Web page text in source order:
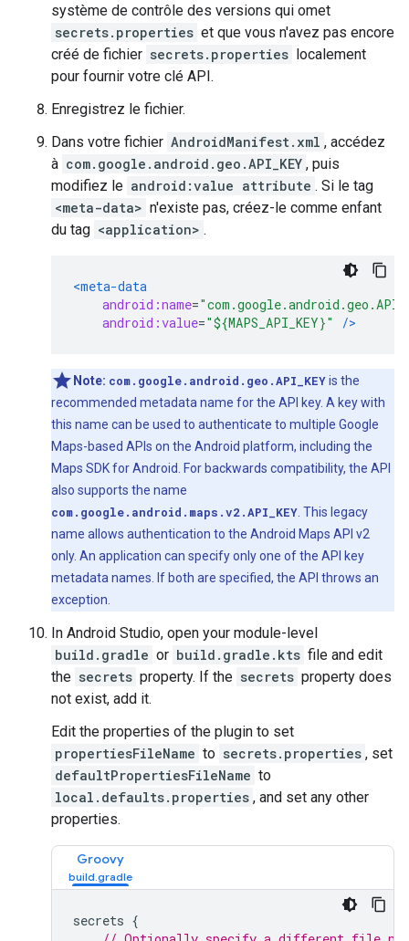
système de contrôle des versions qui omet
secrets.properties et que vous n'avez pas encore
créé de fichier secrets.properties localement
pour fournir votre clé API.
Enregistrez le fichier.
Dans votre fichier AndroidManifest.xml , accédez
à com.google.android.geo.API_KEY , puis
modifiez le android:value attribute . Si le tag
<meta-data> n'existe pas, créez-le comme enfant
du tag <application> .
<meta-data
android:name=
android:value="${MAPS_API_KEY}" />
Note: com.google.android.geo.API_KEYis the
recommended metadata name for the API key. A key with
this name can be used to authenticate to multiple Google
Maps-based APIs on the Android platform, including the
Maps SDK for Android. For backwards compatibility, the API
also supports the name
com.google.android.maps.v2.API_KEY . This legacy
name allows authentication to the Android Maps API v2
only. An application can specify only one of the API key
metadata names. If both are specified, the API throws an
exception.
In Android Studio, open your module-level
build.gradle or build.gradle.kts file and edit
the secrets property. If the secrets property does
not exist, add it.
Edit the properties of the plugin to set
propertiesFileName to secrets.properties , set
defaultPropertiesFileName to
local.defaults.properties , and set any other
properties.
Groovy
secrets {